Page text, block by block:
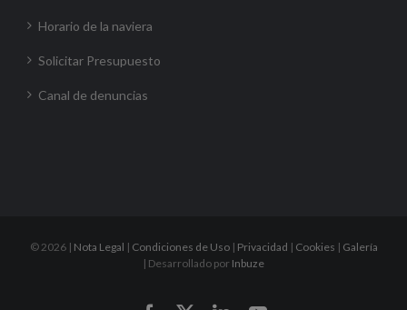
Horario de la naviera
Solicitar Presupuesto
Canal de denuncias
© 2026 | Nota Legal | Condiciones de Uso| Privacidad | Cookies | Galería
| Desarrollado por Inbuze